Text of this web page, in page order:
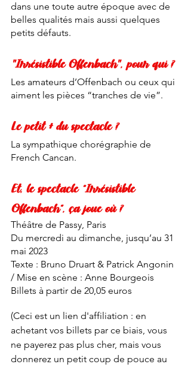
dans une toute autre époque avec de
belles qualités mais aussi quelques
petits défauts.
"Irrésistible Offenbach", pour qui ?
Les amateurs d’Offenbach ou ceux qui
aiment les pièces “tranches de vie”.
Le petit + du spectacle ?
La sympathique chorégraphie de
French Cancan.
Et, le spectacle “Irrésistible
Offenbach”, ça joue où ?
Théâtre de Passy, Paris
Du mercredi au dimanche, jusqu’au 31
mai 2023
Texte : Bruno Druart & Patrick Angonin
/ Mise en scène : Anne Bourgeois
Billets à partir de 20,05 euros
(Ceci est un lien d'affiliation : en
achetant vos billets par ce biais, vous
ne payerez pas plus cher, mais vous
donnerez un petit coup de pouce au